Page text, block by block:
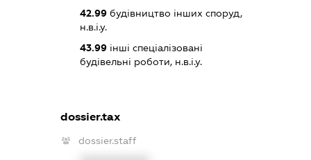
42.99 будівництво інших споруд,
н.в.і.у.
43.99 інші спеціалізовані
будівельні роботи, н.в.і.у.
dossier.tax
dossier.staff